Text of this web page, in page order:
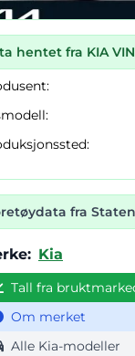
hentet fra KIA
fra
Kia
Tall fra
Om merket
Alle Kia-modeller